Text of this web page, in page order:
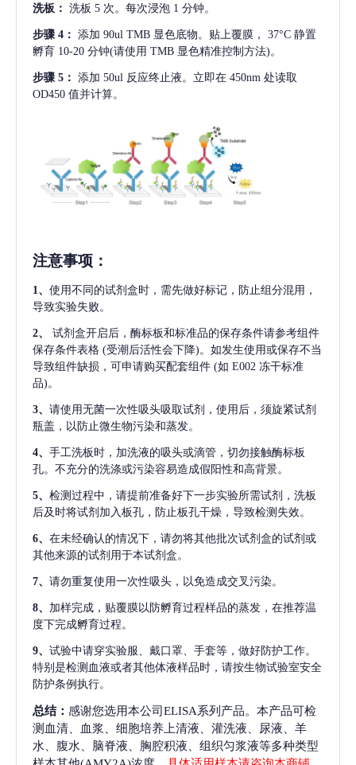
洗板： 洗板 5 次。每次浸泡 1 分钟。
步骤 4： 添加 90ul TMB 显色底物。贴上覆膜， 37°C 静置
孵育 10-20 分钟(请使用 TMB 显色精准控制方法)。
步骤 5： 添加 50ul 反应终止液。立即在 450nm 处读取
OD450 值并计算。
注意事项 ：
1、 使用不同的试剂盒时，需先做好标记，防止组分混用，
导致实验失败。
2、
试剂盒开启后，酶标板和标准品的保存条件请参考组件
保存条件表格 (受潮后活性会下降)。如发生使用或保存不当
导致组件缺损，可申请购买配套组件 (如 E002 冻干标准
品)。
3、 请使用无菌一次性吸头吸取试剂，使用后，须旋紧试剂
瓶盖，以防止微生物污染和蒸发。
4、 手工洗板时，加洗液的吸头或滴管，切勿接触酶标板
孔。不充分的洗涤或污染容易造成假阳性和高背景。
5、 检测过程中，请提前准备好下一步实验所需试剂，洗板
后及时将试剂加入板孔，防止板孔干燥，导致检测失效。
6、 在未经确认的情况下，请勿将其他批次试剂盒的试剂或
其他来源的试剂用于本试剂盒。
7、 请勿重复使用一次性吸头，以免造成交叉污染。
8、 加样完成，贴覆膜以防孵育过程样品的蒸发，在推荐温
度下完成孵育过程。
9、 试验中请穿实验服、戴口罩、手套等，做好防护工作。
特别是检测血液或者其他体液样品时，请按生物试验室安全
防护条例执行。
总结： 感谢您选用本公司ELISA系列产品。本产品可检
测血清、血浆、细胞培养上清液、灌洗液、尿液、羊
水、腹水、脑脊液、胸腔积液、组织匀浆液等多种类型